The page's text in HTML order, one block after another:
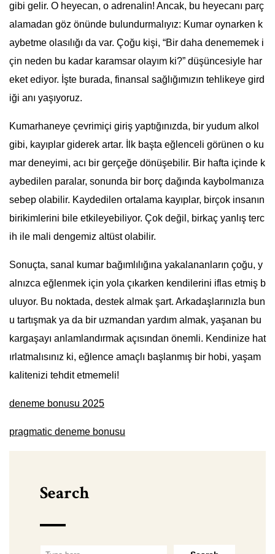
gibi gelir. O heyecan, o adrenalin! Ancak, bu heyecanı parç
alamadan göz önünde bulundurmalıyız: Kumar oynarken k
aybetme olasılığı da var. Çoğu kişi, “Bir daha denememek i
çin neden bu kadar karamsar olayım ki?” düşüncesiyle har
eket ediyor. İşte burada, finansal sağlığımızın tehlikeye gird
iği anı yaşıyoruz.
Kumarhaneye çevrimiçi giriş yaptığınızda, bir yudum alkol
gibi, kayıplar giderek artar. İlk başta eğlenceli görünen o ku
mar deneyimi, acı bir gerçeğe dönüşebilir. Bir hafta içinde k
aybedilen paralar, sonunda bir borç dağında kaybolmanıza
sebep olabilir. Kaydedilen ortalama kayıplar, birçok insanın
birikimlerini bile etkileyebiliyor. Çok değil, birkaç yanlış terc
ih ile mali dengemiz altüst olabilir.
Sonuçta, sanal kumar bağımlılığına yakalananların çoğu, y
alnızca eğlenmek için yola çıkarken kendilerini iflas etmiş b
uluyor. Bu noktada, destek almak şart. Arkadaşlarınızla bun
u tartışmak ya da bir uzmandan yardım almak, yaşanan bu
kargaşayı anlamlandırmak açısından önemli. Kendinize hat
ırlatmalısınız ki, eğlence amaçlı başlanmış bir hobi, yaşam
kalitenizi tehdit etmemeli!
deneme bonusu 2025
pragmatic deneme bonusu
Search